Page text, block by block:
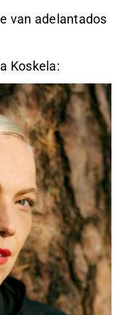
van adelantados
Koskela: